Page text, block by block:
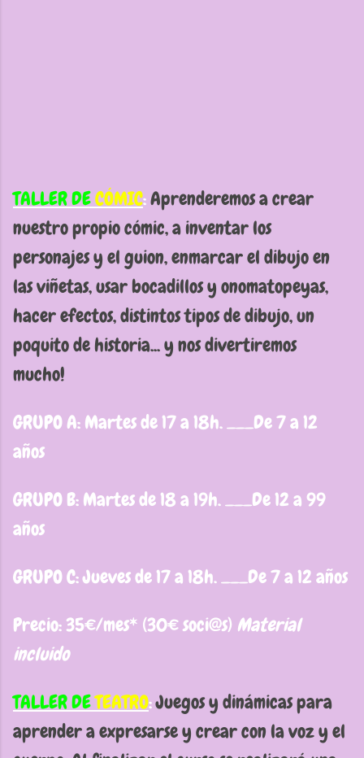
TALLER DECÓMIC:Aprenderemos a crear
nuestro propio cómic, a inventar los
personajes y el guion, enmarcar el dibujo en
las viñetas, usar bocadillos y onomatopeyas,
hacer efectos, distintos tipos de dibujo, un
poquito de historia... y nos divertiremos
mucho!
GRUPO A: Martes de 17 a 18h. ___De 7 a 12
años
GRUPO B: Martes de 18 a 19h. ___De 12 a 99
años
GRUPO C: Jueves de 17 a 18h. ___De 7 a 12 años
Precio: 35€/mes* (30€ soci@s) Material
incluido
TALLER DETEATRO:Juegos y dinámicas para
aprender a expresarse y crear con la voz y el